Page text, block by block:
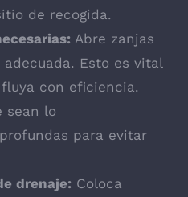
de recogida.
Abre zanjas
Esto es vital
con eficiencia.
sean lo
para evitar
drenaje: Coloca